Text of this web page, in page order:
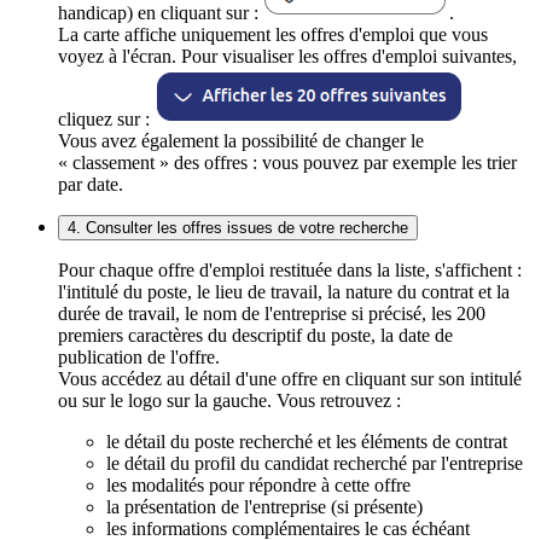
handicap) en cliquant sur :
.
La carte affiche uniquement les offres d'emploi que vous
voyez à l'écran. Pour visualiser les offres d'emploi suivantes,
cliquez sur :
Vous avez également la possibilité de changer le
« classement » des offres : vous pouvez par exemple les trier
par date.
4. Consulter les offres issues de votre recherche
Pour chaque offre d'emploi restituée dans la liste, s'affichent :
l'intitulé du poste, le lieu de travail, la nature du contrat et la
durée de travail, le nom de l'entreprise si précisé, les 200
premiers caractères du descriptif du poste, la date de
publication de l'offre.
Vous accédez au détail d'une offre en cliquant sur son intitulé
ou sur le logo sur la gauche. Vous retrouvez :
le détail du poste recherché et les éléments de contrat
le détail du profil du candidat recherché par l'entreprise
les modalités pour répondre à cette offre
la présentation de l'entreprise (si présente)
les informations complémentaires le cas échéant